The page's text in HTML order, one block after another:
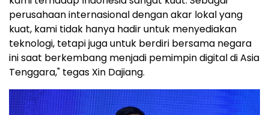
perusahaan internasional dengan akar lokal yang
kuat, kami tidak hanya hadir untuk menyediakan
teknologi, tetapi juga untuk berdiri bersama negara
ini saat berkembang menjadi pemimpin digital diAsia
Tenggara," tegas Xin Dajiang.